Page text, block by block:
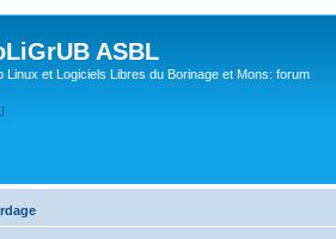
ASBL
Linux et Logiciels Libres du Borinage et Mons: forum